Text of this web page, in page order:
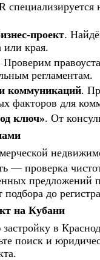
проект.
или края.
Проверим
регламентам.
коммуникаций.
факторов для
ключ». От
— проверка
предложений
до
на Кубани
в
поиск и